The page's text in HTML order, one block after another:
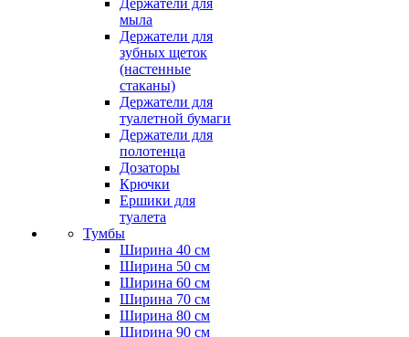
Держатели для
мыла
Держатели для
зубных щеток
(настенные
стаканы)
Держатели для
туалетной бумаги
Держатели для
полотенца
Дозаторы
Крючки
Ершики для
туалета
Тумбы
Ширина 40 см
Ширина 50 см
Ширина 60 см
Ширина 70 см
Ширина 80 см
Ширина 90 см